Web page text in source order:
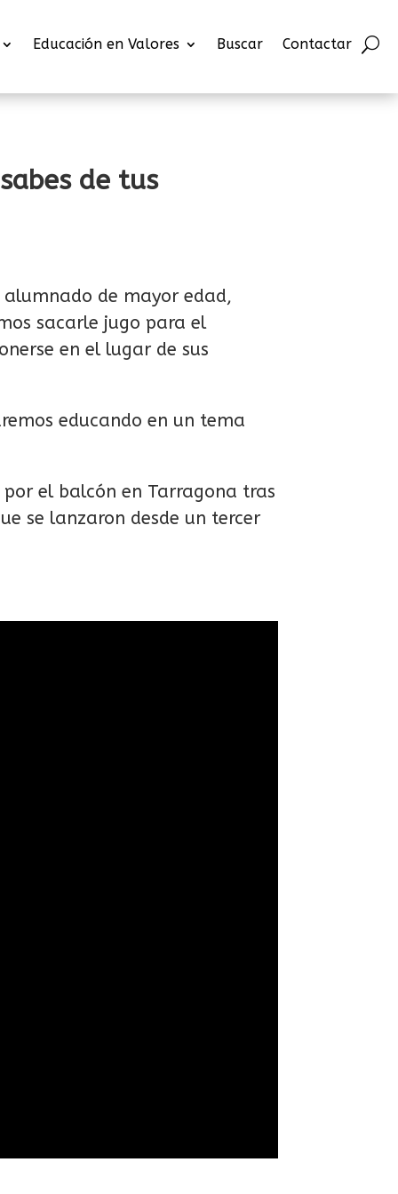
Educación en Valores Buscar Contactar
de tus
de mayor edad,
sacarle jugo para el
en el lugar de sus
educando en un tema
el balcón en Tarragona tras
se lanzaron desde un tercer